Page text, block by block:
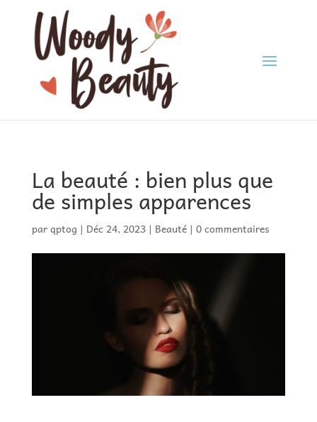
La beauté : bien plus que
de simples apparences
parqptog | Déc 24, 2023| Beauté| 0 commentaires